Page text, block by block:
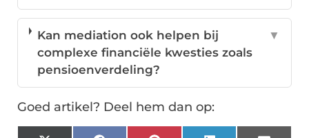
Kan mediation ook helpen bij
complexe financiële kwesties zoals
pensioenverdeling?
▼
Goed artikel? Deel hem dan op: